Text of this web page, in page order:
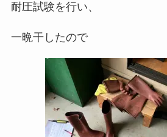
耐圧試験を行い、
一晩干したので